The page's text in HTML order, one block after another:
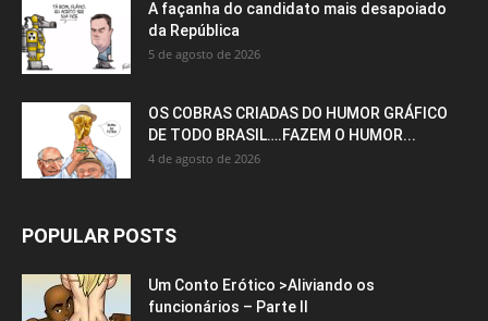
A façanha do candidato mais desapoiado
da República
5 de agosto de 2026
OS COBRAS CRIADAS DO HUMOR GRÁFICO
DE TODO BRASIL….FAZEM O HUMOR...
4 de agosto de 2026
POPULAR POSTS
Um Conto Erótico >Aliviando os
funcionários – Parte II